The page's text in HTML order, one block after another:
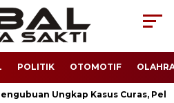
POLITIK OTOMOTIF
Ungkap Kasus Curas,